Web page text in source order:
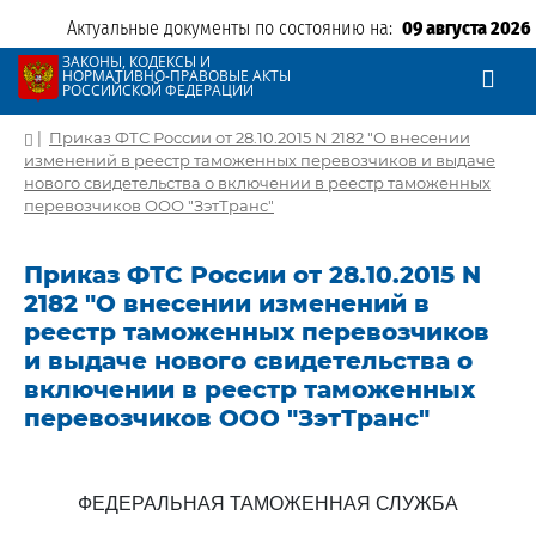
Актуальные документы по состоянию на: 09 августа 2026
ЗАКОНЫ, КОДЕКСЫ И
НОРМАТИВНО-ПРАВОВЫЕ АКТЫ
РОССИЙСКОЙ ФЕДЕРАЦИИ
| Приказ ФТС России от 28.10.2015 N 2182 "О внесении
изменений в реестр таможенных перевозчиков и выдаче
нового свидетельства о включении в реестр таможенных
перевозчиков ООО "ЗэтТранс"
Приказ ФТС России от 28.10.2015 N
2182 "О внесении изменений в
реестр таможенных перевозчиков
и выдаче нового свидетельства о
включении в реестр таможенных
перевозчиков ООО "ЗэтТранс"
ФЕДЕРАЛЬНАЯ ТАМОЖЕННАЯ СЛУЖБА